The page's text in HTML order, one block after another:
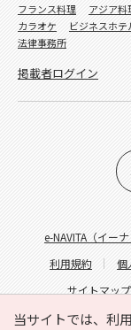
当サイトでは、利
e-NAVITA（イー
利用規約
個
サイトマップ
サ
フランス料理
アジア料
カラオケ
ビジネスホテ
法律事務所
掲載者ログイン